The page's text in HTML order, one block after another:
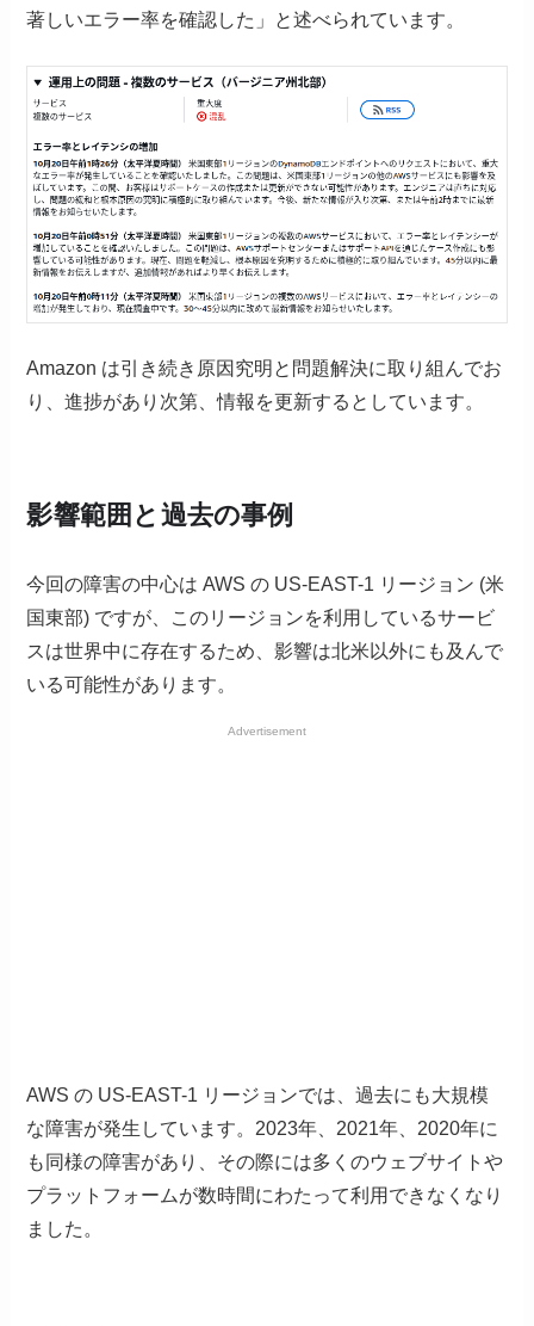
著しいエラー率を確認した」と述べられています。
Amazon は引き続き原因究明と問題解決に取り組んでお
り、進捗があり次第、情報を更新するとしています。
影響範囲と過去の事例
今回の障害の中心は AWS の US-EAST-1 リージョン (米
国東部) ですが、このリージョンを利用しているサービ
スは世界中に存在するため、影響は北米以外にも及んで
いる可能性があります。
Advertisement
AWS の US-EAST-1 リージョンでは、過去にも大規模
な障害が発生しています。2023年、2021年、2020年に
も同様の障害があり、その際には多くのウェブサイトや
プラットフォームが数時間にわたって利用できなくなり
ました。